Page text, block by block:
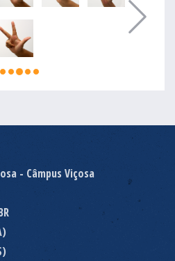
- Câmpus Viçosa